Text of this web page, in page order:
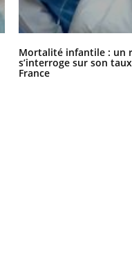
Mortalité infantile : un
s’interroge sur son
France